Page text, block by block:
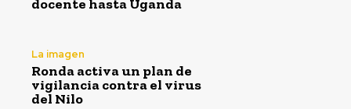
docente hasta Uganda
La imagen
Ronda activa un plan de
vigilancia contra el virus
del Nilo